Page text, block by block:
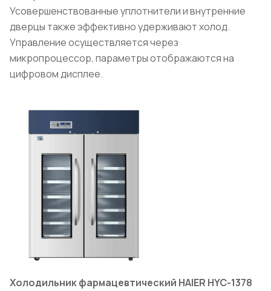
Усовершенствованные уплотнители и внутренние
дверцы также эффективно удерживают холод.
Управление осуществляется через
микропроцессор, параметры отображаются на
цифровом дисплее.
Холодильник фармацевтический HAIER HYC-1378